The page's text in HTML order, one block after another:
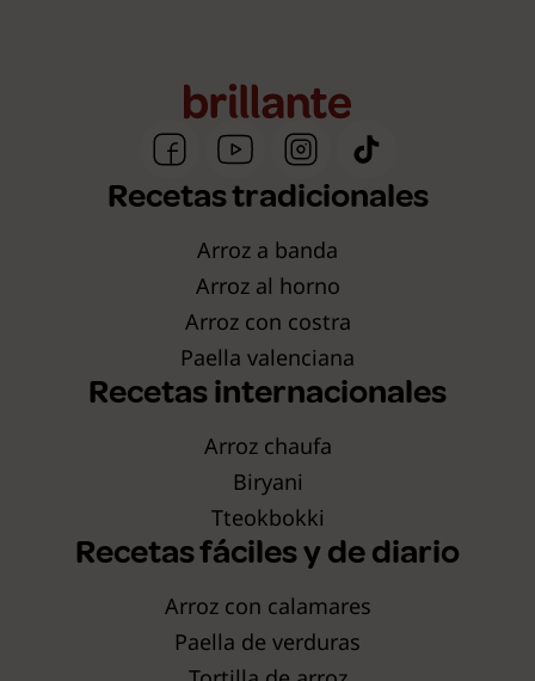
Recetas tradicionales
Arroz a banda
Arroz al horno
Arroz con costra
Paella valenciana
Recetas internacionales
Arroz chaufa
Biryani
Tteokbokki
Recetas fáciles y de diario
Arroz con calamares
Paella de verduras